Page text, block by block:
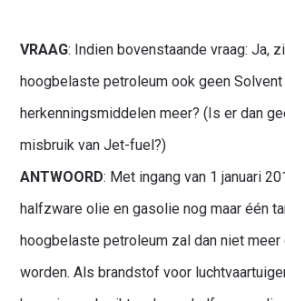
VRAAG: Indien bovenstaande vraag: Ja,
hoogbelaste petroleum ook geen
herkenningsmiddelen meer? (Is er dan
misbruik van Jet-fuel?)
ANTWOORD: Met ingang van 1 januari
halfzware olie en gasolie nog maar één
hoogbelaste petroleum zal dan niet meer
worden. Als brandstof voor